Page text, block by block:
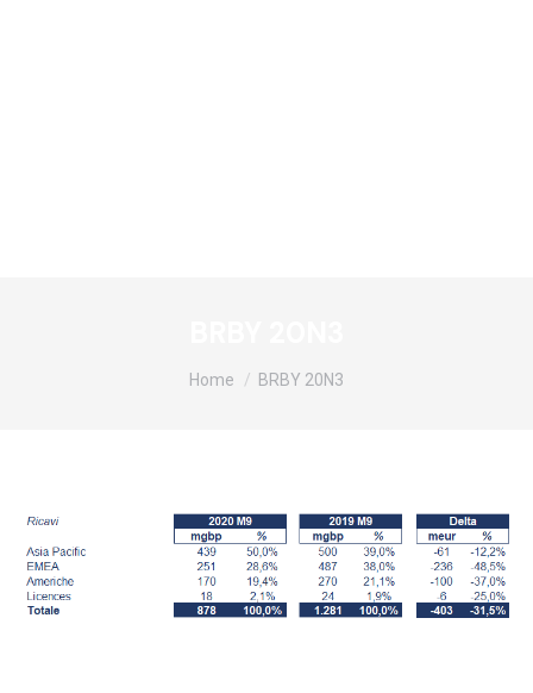
Tu sei qui:
Home BRBY 20N3